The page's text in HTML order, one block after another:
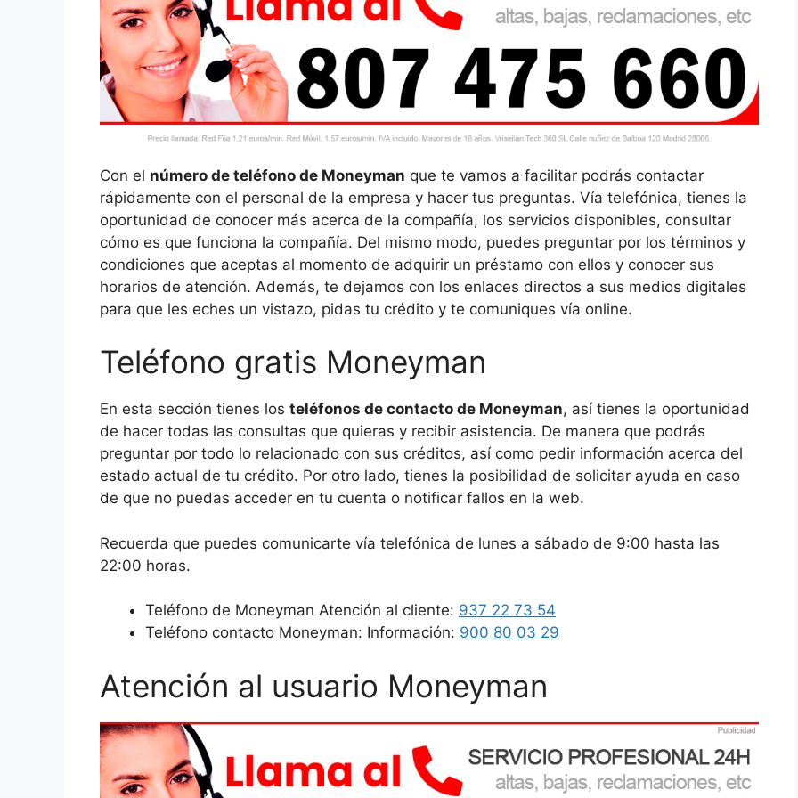
Con el número de teléfono de Moneyman que te vamos a facilitar podrás contactar
rápidamente con el personal de la empresa y hacer tus preguntas. Vía telefónica, tienes la
oportunidad de conocer más acerca de la compañía, los servicios disponibles, consultar
cómo es que funciona la compañía. Del mismo modo, puedes preguntar por los términos y
condiciones que aceptas al momento de adquirir un préstamo con ellos y conocer sus
horarios de atención. Además, te dejamos con los enlaces directos a sus medios digitales
para que les eches un vistazo, pidas tu crédito y te comuniques vía online.
Teléfono gratis Moneyman
En esta sección tienes los teléfonos de contacto de Moneyman, así tienes la oportunidad
de hacer todas las consultas que quieras y recibir asistencia. De manera que podrás
preguntar por todo lo relacionado con sus créditos, así como pedir información acerca del
estado actual de tu crédito. Por otro lado, tienes la posibilidad de solicitar ayuda en caso
de que no puedas acceder en tu cuenta o notificar fallos en la web.
Recuerda que puedes comunicarte vía telefónica de lunes a sábado de 9:00 hasta las
22:00 horas.
Teléfono de Moneyman Atención al cliente: 937 22 73 54
Teléfono contacto Moneyman: Información: 900 80 03 29
Atención al usuario Moneyman